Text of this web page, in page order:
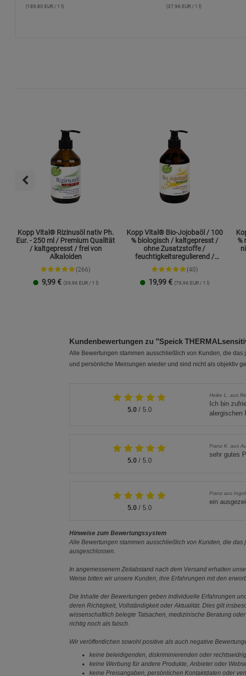
(189,80 EUR / 1 l) (37,96 EUR / 1 l)
Kopp Vital® Rizinusöl nativ Ph.
Eur. - 250 ml / Premium Qualität
/ kaltgepresst / frei von
Alkaloiden
(266)
9,99 € (39,96 EUR / 1 l)
Kopp Vital® Bio-Jojobaöl / 100
% biologisch / kaltgepresst /
ohne Zusatzstoffe /
feuchtigkeitsregulierend /
Hautpflege
(40)
19,99 € (79,96 EUR / 1 l)
Kopp
%
Kundenbewertungen zu "Speick
Alle Bewertungen stammen ausschließlich von Kunden, die
und persönliche Meinungen wieder und sind nicht als objektiv
5.0/ 5.0
Heike L. aus
Ich bin
alergischen
5.0/ 5.0
Franz K. aus
sehr gutes
5.0/ 5.0
Franz aus
ein
Hinweise zum Bewertungssystem
Alle Bewertungen stammen ausschließlich von Kunden, die
ausgeschlossen.
In angemessenem Zeitabstand nach dem Versand erhalten
Weise bitten wir unsere Kunden, ihre Erfahrungen mit den
Die Inhalte der Bewertungen geben individuelle Erfahrungen
deren Richtigkeit, Vollständigkeit oder Aktualität. Dies gilt
wissenschaftlich belegte Tatsachen, medizinische Beratung
richtig noch als falsch.
Wir veröffentlichen sowohl positive als auch negative
keine beleidigenden, diskriminierenden oder
keine Werbung für andere Produkte, Anbieter oder
keine Preisangaben, persönlichen Kontaktdaten oder